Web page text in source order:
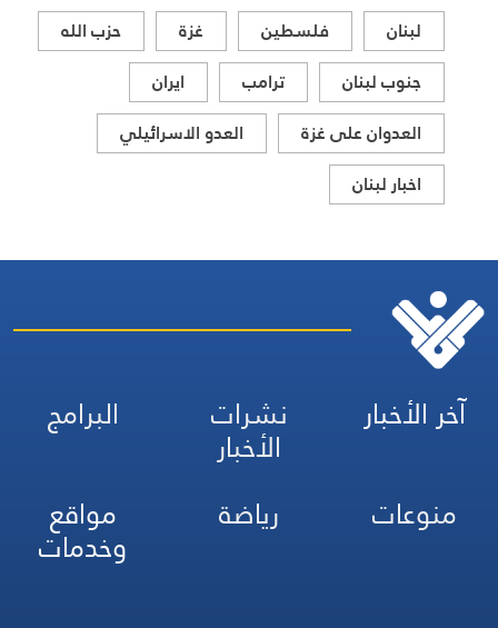
لبنان فلسطين غزة
حزب الله
جنوب لبنان
ترامب
ايران
العدوان على غزة
العدو الاسرائيلي
اخبار لبنان
آخر الأخبار نشرات
الأخبار
البرامج
منوعات
رياضة مواقع
وخدمات